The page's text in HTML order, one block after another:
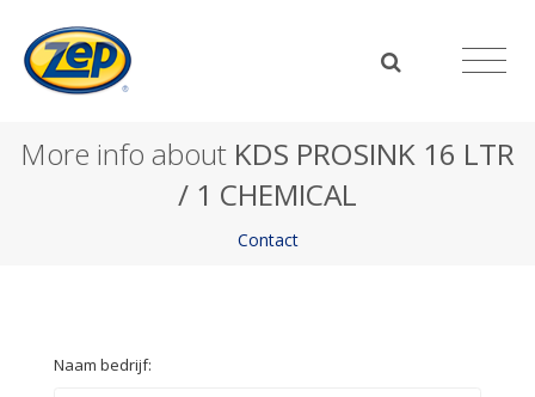
More info about KDS PROSINK 16 LTR
/ 1 CHEMICAL
Contact
Naam bedrijf: